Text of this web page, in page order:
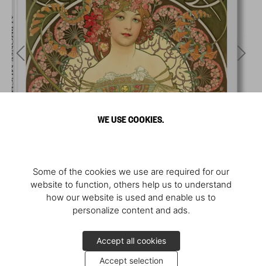
WE USE COOKIES.
Some of the cookies we use are required for our
website to function, others help us to understand
how our website is used and enable us to
personalize content and ads.
Accept all cookies
Accept selection